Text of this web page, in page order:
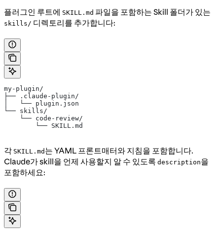
플러그인 루트에 SKILL.md 파일을 포함하는 Skill 폴더가 있는
skills/ 디렉토리를 추가합니다:
my-plugin/
├── .claude-plugin/
│   └── plugin.json
└── skills/
    └── code-review/
        └── SKILL.md
각 SKILL.md 는 YAML 프론트매터와 지침을 포함합니다.
Claude가 skill을 언제 사용할지 알 수 있도록 description을
포함하세요: